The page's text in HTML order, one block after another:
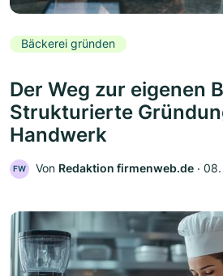
Bäckerei gründen
Der Weg zur eigenen
Strukturierte
Handwerk
FW Von Redaktion firmenweb.de ‧ 08.